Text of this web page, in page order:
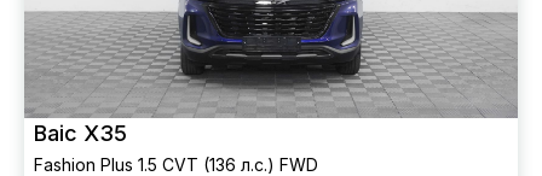
Baic X35
Fashion Plus 1.5 CVT (136 л.с.) FWD